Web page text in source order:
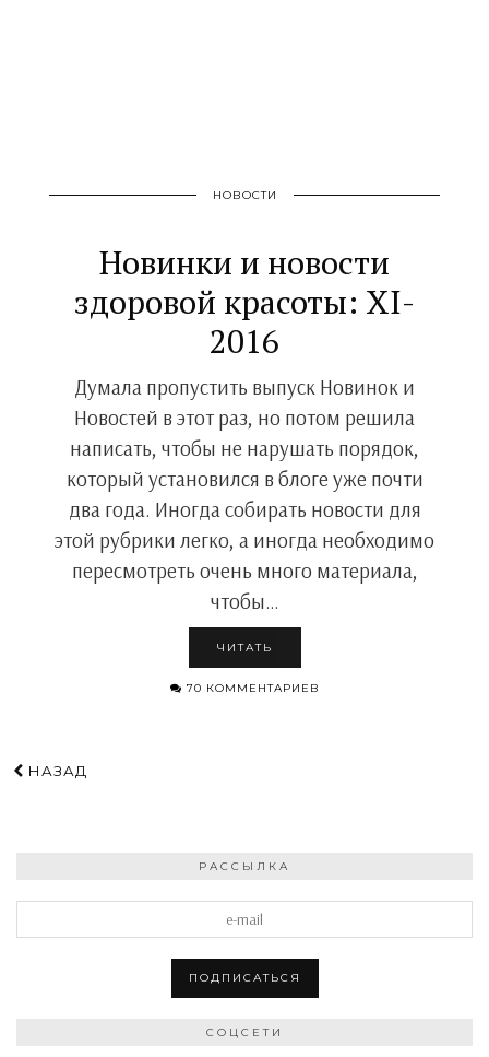
НОВОСТИ
Новинки и новости
здоровой красоты: XI-
2016
Думала пропустить выпуск Новинок и
Новостей в этот раз, но потом решила
написать, чтобы не нарушать порядок,
который установился в блоге уже почти
два года. Иногда собирать новости для
этой рубрики легко, а иногда необходимо
пересмотреть очень много материала,
чтобы…
ЧИТАТЬ
70 КОММЕНТАРИЕВ
НАЗАД
РАССЫЛКА
СОЦСЕТИ